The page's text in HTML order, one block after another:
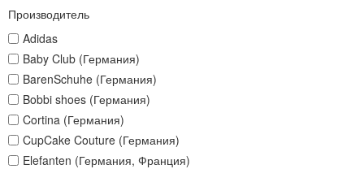
Производитель
Adidas
Baby Club (Германия)
BarenSchuhe (Германия)
Bobbi shoes (Германия)
Cortina (Германия)
CupCake Couture (Германия)
Elefanten (Германия, Франция)